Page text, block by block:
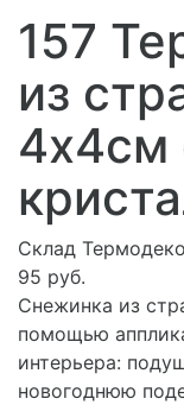
157
из
4х4см
Склад
95 руб.
Снежинка из
помощью
интерьера:
новогоднюю